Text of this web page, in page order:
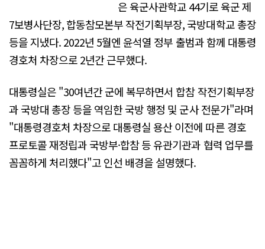
은 육군사관학교 44기로 육군 제
7보병사단장, 합동참모본부 작전기획부장, 국방대학교 총장
등을 지냈다. 2022년 5월엔 윤석열 정부 출범과 함께 대통령
경호처 차장으로 2년간 근무했다.
대통령실은 "30여년간 군에 복무하면서 합참 작전기획부장
과 국방대 총장 등을 역임한 국방 행정 및 군사 전문가"라며
"대통령경호처 차장으로 대통령실 용산 이전에 따른 경호
프로토콜 재정립과 국방부·합참 등 유관기관과 협력 업무를
꼼꼼하게 처리했다"고 인선 배경을 설명했다.